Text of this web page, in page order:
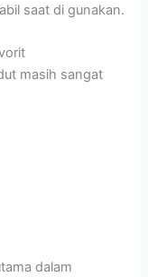
saat di gunakan.
masih sangat
dalam